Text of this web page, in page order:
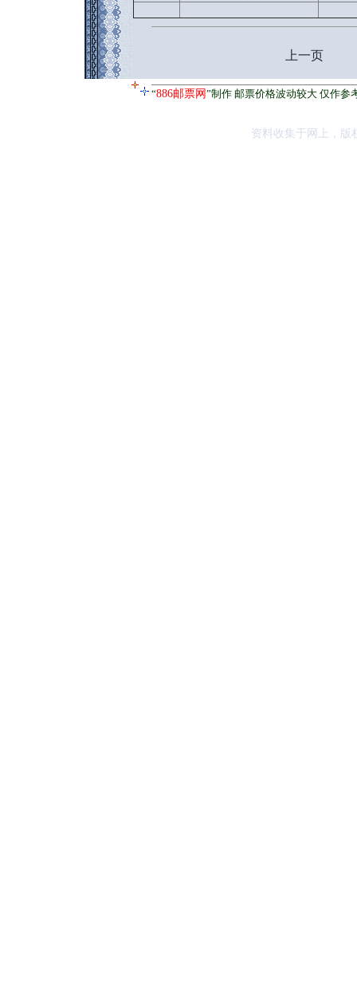
上一页
“886邮票网 ”制作 邮票价格波动较大 仅作参
资料收集于网上，版